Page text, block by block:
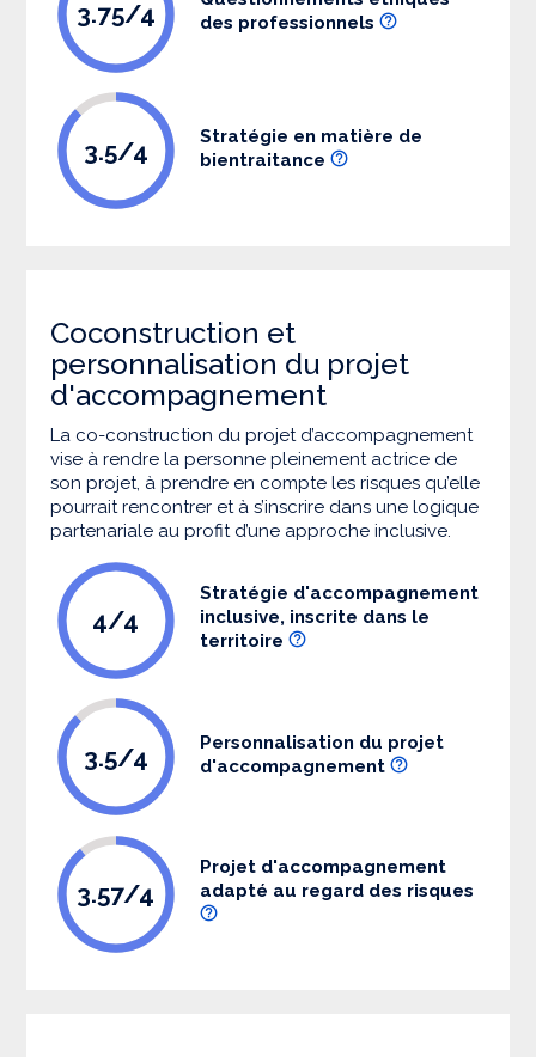
3.75/4
des professionnels
3.5/4
Stratégie en matière de
bientraitance
Coconstruction et
personnalisation du projet
d'accompagnement
La co-construction du projet d’accompagnement
vise à rendre la personne pleinement actrice de
son projet, à prendre en compte les risques qu’elle
pourrait rencontrer et à s’inscrire dans une logique
partenariale au profit d’une approche inclusive.
4/4
Stratégie d'accompagnement
inclusive, inscrite dans le
territoire
3.5/4
Personnalisation du projet
d'accompagnement
3.57/4
Projet d'accompagnement
adapté au regard des risques